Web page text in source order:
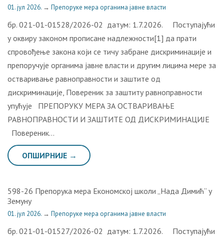
01. јул 2026. → Препоруке мера органима јавне власти
бр. 021-01-01528/2026-02 датум: 1.7.2026. Поступајући
у оквиру законом прописане надлежности[1] да прати
спровођење закона који се тичу забране дискриминације и
препоручује органима јавне власти и другим лицима мере за
остваривање равноправности и заштите од
дискриминације, Повереник за заштиту равноправности
упућује ПРЕПОРУКУ МЕРА ЗА ОСТВАРИВАЊЕ
РАВНОПРАВНОСТИ И ЗАШТИТЕ ОД ДИСКРИМИНАЦИЈЕ
Повереник…
ОПШИРНИЈЕ →
598-26 Препорука мера Економској школи „Нада Димић“ у
Земуну
01. јул 2026. → Препоруке мера органима јавне власти
бр. 021-01-01527/2026-02 датум: 1.7.2026. Поступајући